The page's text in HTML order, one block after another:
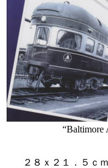
“Baltimore
２８ｘ２１．５ｃ